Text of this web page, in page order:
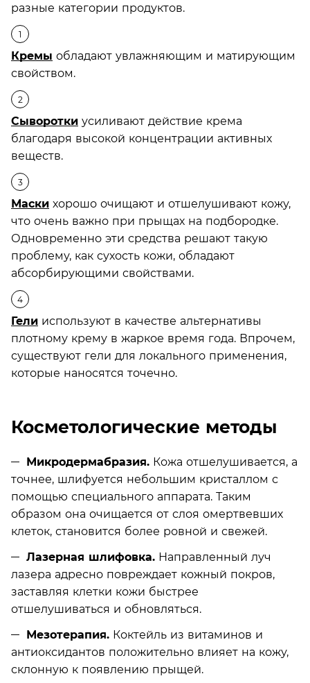
разные категории продуктов.
Кремы обладают увлажняющим и матирующим
свойством.
Сыворотки усиливают действие крема
благодаря высокой концентрации активных
веществ.
Маски хорошо очищают и отшелушивают кожу,
что очень важно при прыщах на подбородке.
Одновременно эти средства решают такую
проблему, как сухость кожи, обладают
абсорбирующими свойствами.
Гели используют в качестве альтернативы
плотному крему в жаркое время года. Впрочем,
существуют гели для локального применения,
которые наносятся точечно.
Косметологические методы
Микродермабразия. Кожа отшелушивается, а
точнее, шлифуется небольшим кристаллом с
помощью специального аппарата. Таким
образом она очищается от слоя омертвевших
клеток, становится более ровной и свежей.
Лазерная шлифовка. Направленный луч
лазера адресно повреждает кожный покров,
заставляя клетки кожи быстрее
отшелушиваться и обновляться.
Мезотерапия. Коктейль из витаминов и
антиоксидантов положительно влияет на кожу,
склонную к появлению прыщей.